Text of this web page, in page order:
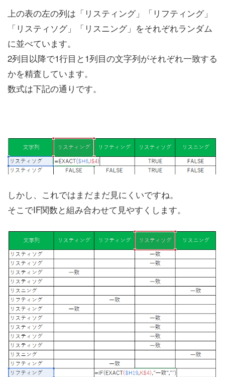
上の表の左の列は「リスティング」「リフティング」
「リスティソグ」「リスニング」をそれぞれランダム
に並べています。
2列目以降で1行目と1列目の文字列がそれぞれ一致する
かを精査しています。
数式は下記の通りです。
しかし、これではまだまだ見にくいですね。
そこでIF関数と組み合わせて見やすくします。